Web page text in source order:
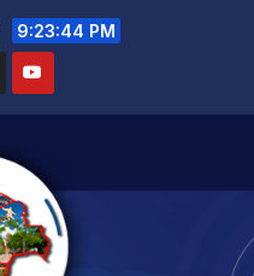
9:23:46 PM